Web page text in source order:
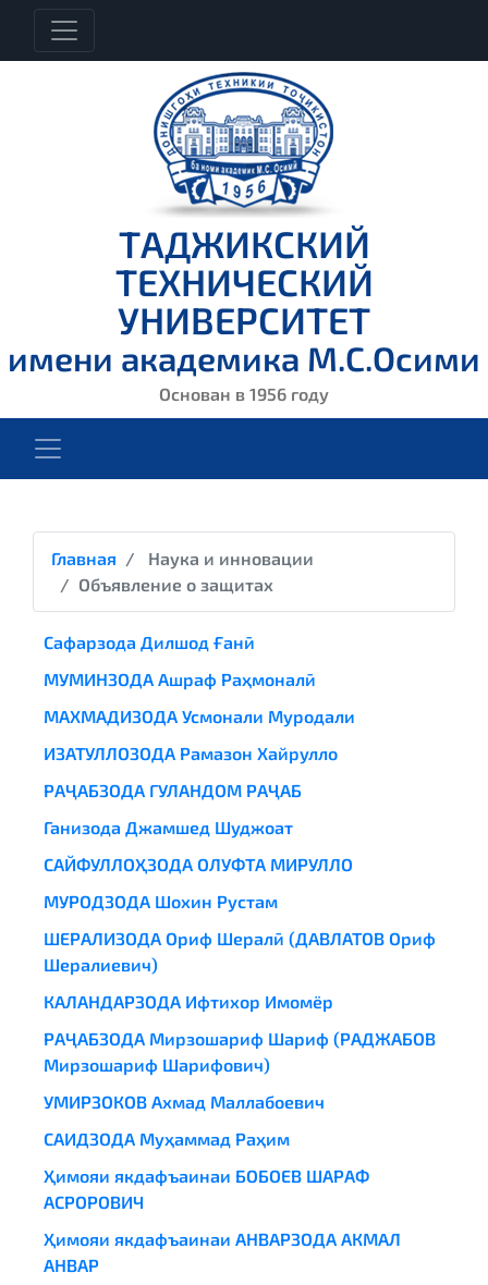
ТАДЖИКСКИЙ
ТЕХНИЧЕСКИЙ
УНИВЕРСИТЕТ
имени академика М.С.Осими
Основан в 1956 году
Главная
Наука и инновации
Объявление о защитах
Сафарзода Дилшод Ғанӣ
МУМИНЗОДА Ашраф Раҳмоналӣ
МАХМАДИЗОДА Усмонали Муродали
ИЗАТУЛЛОЗОДА Рамазон Хайрулло
РАҶАБЗОДА ГУЛАНДОМ РАҶАБ
Ганизода Джамшед Шуджоат
САЙФУЛЛОҲЗОДА ОЛУФТА МИРУЛЛО
МУРОДЗОДА Шохин Рустам
ШЕРАЛИЗОДА Ориф Шералӣ (ДАВЛАТОВ Ориф
Шералиевич)
КАЛАНДАРЗОДА Ифтихор Имомёр
РАҶАБЗОДА Мирзошариф Шариф (РАДЖАБОВ
Мирзошариф Шарифович)
УМИРЗОКОВ Ахмад Маллабоевич
САИДЗОДА Муҳаммад Раҳим
Ҳимояи якдафъаинаи БОБОЕВ ШАРАФ
АСРОРОВИЧ
Ҳимояи якдафъаинаи АНВАРЗОДА АКМАЛ
АНВАР